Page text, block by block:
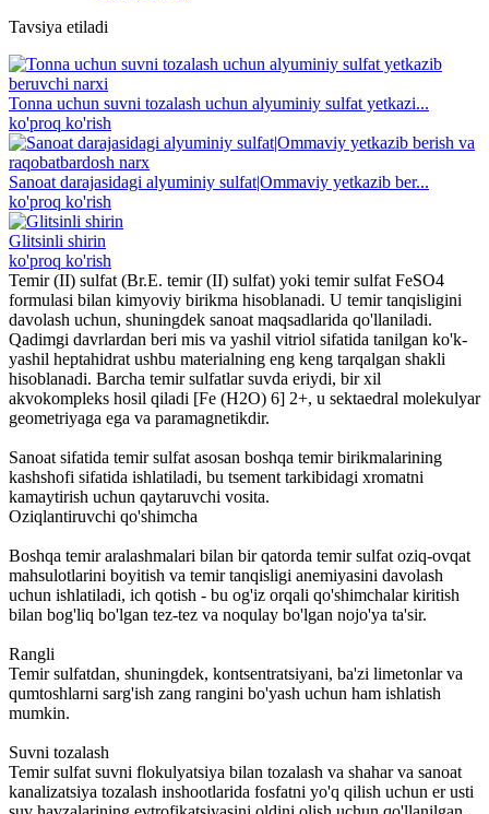
Tavsiya etiladi
Tonna uchun suvni tozalash uchun alyuminiy sulfat yetkazi...
ko'proq ko'rish
Sanoat darajasidagi alyuminiy sulfat|Ommaviy yetkazib ber...
ko'proq ko'rish
Glitsinli shirin
ko'proq ko'rish
Temir (II) sulfat (Br.E. temir (II) sulfat) yoki temir sulfat FeSO4
formulasi bilan kimyoviy birikma hisoblanadi. U temir tanqisligini
davolash uchun, shuningdek sanoat maqsadlarida qo'llaniladi.
Qadimgi davrlardan beri mis va yashil vitriol sifatida tanilgan ko'k-
yashil heptahidrat ushbu materialning eng keng tarqalgan shakli
hisoblanadi. Barcha temir sulfatlar suvda eriydi, bir xil
akvokompleks hosil qiladi [Fe (H2O) 6] 2+, u sektaedral molekulyar
geometriyaga ega va paramagnetikdir.
Sanoat sifatida temir sulfat asosan boshqa temir birikmalarining
kashshofi sifatida ishlatiladi, bu tsement tarkibidagi xromatni
kamaytirish uchun qaytaruvchi vosita.
Oziqlantiruvchi qo'shimcha
Boshqa temir aralashmalari bilan bir qatorda temir sulfat oziq-ovqat
mahsulotlarini boyitish va temir tanqisligi anemiyasini davolash
uchun ishlatiladi, ich qotish - bu og'iz orqali qo'shimchalar kiritish
bilan bog'liq bo'lgan tez-tez va noqulay bo'lgan nojo'ya ta'sir.
Rangli
Temir sulfatdan, shuningdek, kontsentratsiyani, ba'zi limetonlar va
qumtoshlarni sarg'ish zang rangini bo'yash uchun ham ishlatish
mumkin.
Suvni tozalash
Temir sulfat suvni flokulyatsiya bilan tozalash va shahar va sanoat
kanalizatsiya tozalash inshootlarida fosfatni yo'q qilish uchun er usti